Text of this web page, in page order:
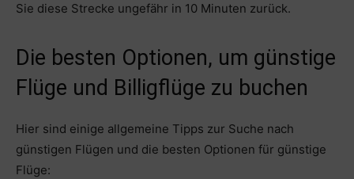
Sie diese Strecke ungefähr in 10 Minuten zurück.
Die besten Optionen, um günstige
Flüge und Billigflüge zu buchen
Hier sind einige allgemeine Tipps zur Suche nach
günstigen Flügen und die besten Optionen für günstige
Flüge: